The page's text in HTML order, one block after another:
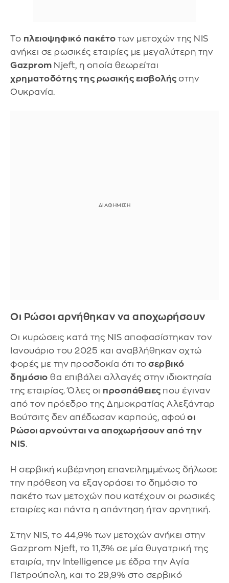
Το πλειοψηφικό πακέτο των μετοχών της NIS
ανήκει σε ρωσικές εταιρίες με μεγαλύτερη την
Gazprom Njeft, η οποία θεωρείται
χρηματοδότης της ρωσικής εισβολής στην
Ουκρανία.
Οι Ρώσοι αρνήθηκαν να αποχωρήσουν
Οι κυρώσεις κατά της NIS αποφασίστηκαν τον
Ιανουάριο του 2025 και αναβλήθηκαν οχτώ
φορές με την προσδοκία ότι το σερβικό
δημόσιο θα επιβάλει αλλαγές στην ιδιοκτησία
της εταιρίας. Όλες οι προσπάθειες που έγιναν
από τον πρόεδρο της Δημοκρατίας Αλεξάνταρ
Βούτσιτς δεν απέδωσαν καρπούς, αφού οι
Ρώσοι αρνούνται να αποχωρήσουν από την
NIS.
Η σερβική κυβέρνηση επανειλημμένως δήλωσε
την πρόθεση να εξαγοράσει το δημόσιο το
πακέτο των μετοχών που κατέχουν οι ρωσικές
εταιρίες και πάντα η απάντηση ήταν αρνητική.
Στην NIS, το 44,9% των μετοχών ανήκει στην
Gazprom Njeft, το 11,3% σε μία θυγατρική της
εταιρία, την Intelligence με έδρα την Αγία
Πετρούπολη, και το 29,9% στο σερβικό